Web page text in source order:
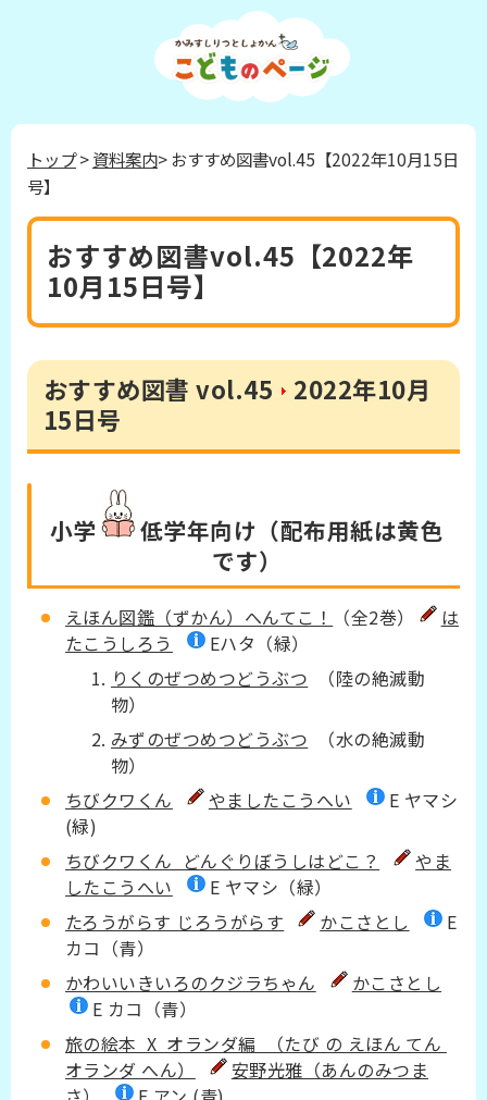
トップ>資料案内> おすすめ図書vol.45【2022年10月15日
号】
おすすめ図書vol.45【2022年
10月15日号】
おすすめ図書 vol.45
2022年10月
15日号
小学 低学年向け（配布用紙は黄色
です）
えほん図鑑（ずかん）へんてこ！ （全2巻）
は
たこうしろう
Eハタ（緑）
りくのぜつめつどうぶつ （陸の絶滅動
物）
みずのぜつめつどうぶつ （水の絶滅動
物）
ちびクワくん
やましたこうへい
E ヤマシ
(緑)
ちびクワくん どんぐりぼうしはどこ？
やま
したこうへい
E ヤマシ（緑）
たろうがらす じろうがらす
かこさとし
E
カコ（青）
かわいいきいろのクジラちゃん
かこさとし
E カコ（青）
旅の絵本 X オランダ編 （たび の えほん てん
オランダ へん）
安野光雅（あんのみつま